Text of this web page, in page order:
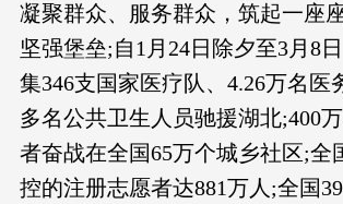
凝聚群众、服务群众，筑起一座
坚强堡垒;自1月24日除夕至3月8
集346支国家医疗队、4.26万名医
多名公共卫生人员驰援湖北;400
者奋战在全国65万个城乡社区;全
控的注册志愿者达881万人;全国